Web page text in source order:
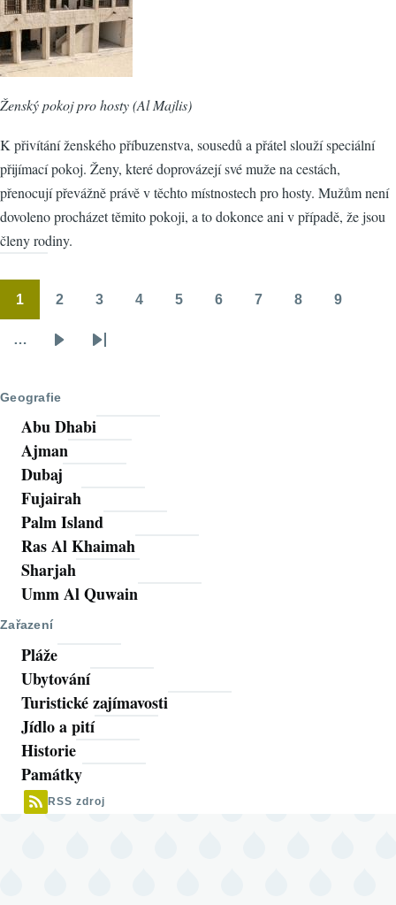
Ženský pokoj pro hosty (Al Majlis)
K přivítání ženského příbuzenstva, sousedů a přátel slouží speciální
přijímací pokoj. Ženy, které doprovázejí své muže na cestách,
přenocují převážně právě v těchto místnostech pro hosty. Mužům není
dovoleno procházet těmito pokoji, a to dokonce ani v případě, že jsou
členy rodiny.
1 2 3 4 5 6 7 8 9
…
NásledujícíPoslední
Geografie
Abu Dhabi
Ajman
Dubaj
Fujairah
Palm Island
Ras Al Khaimah
Sharjah
Umm Al Quwain
Zařazení
Pláže
Ubytování
Turistické zajímavosti
Jídlo a pití
Historie
Památky
RSS zdroj